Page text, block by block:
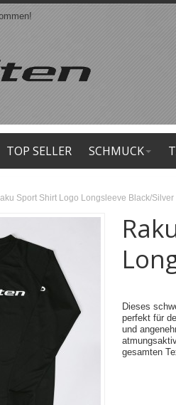
TOP SELLER SCHMUCK
Sport Shirt Logo Longsleeve Black/Silver
Dieses
perfekt für
und
gesamten